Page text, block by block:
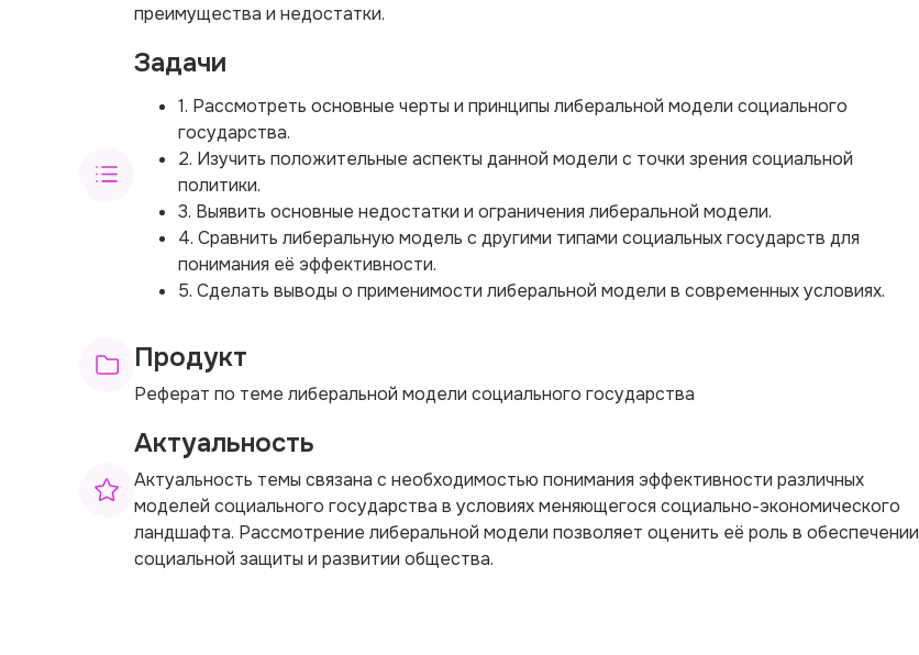
преимущества и недостатки.
Задачи
1. Рассмотреть основные черты и принципы либеральной модели социального
государства.
2. Изучить положительные аспекты данной модели с точки зрения социальной
политики.
3. Выявить основные недостатки и ограничения либеральной модели.
4. Сравнить либеральную модель с другими типами социальных государств для
понимания её эффективности.
5. Сделать выводы о применимости либеральной модели в современных условиях.
Продукт
Реферат по теме либеральной модели социального государства
Актуальность
Актуальность темы связана с необходимостью понимания эффективности различных
моделей социального государства в условиях меняющегося социально-экономического
ландшафта. Рассмотрение либеральной модели позволяет оценить её роль в обеспечении
социальной защиты и развитии общества.